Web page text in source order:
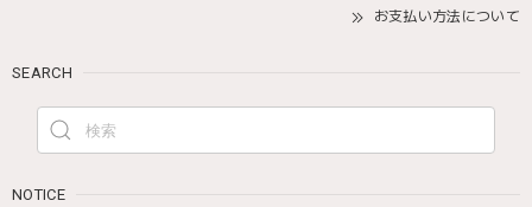
お支払い方法について
SEARCH
NOTICE